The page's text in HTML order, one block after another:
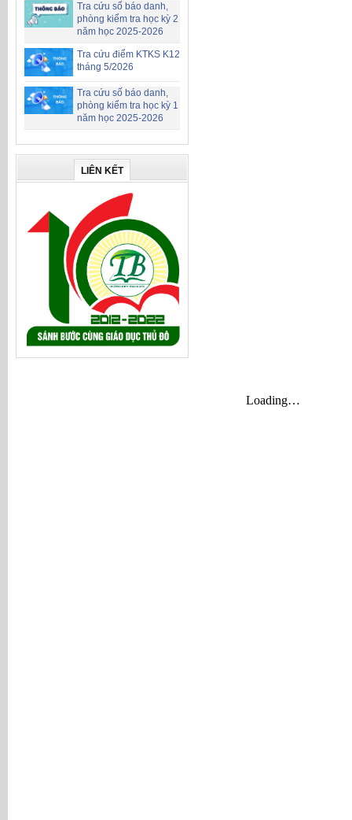
Tra cứu số báo danh,
phòng kiểm tra học kỳ 2
năm học 2025-2026
Tra cứu điểm KTKS K12
tháng 5/2026
Tra cứu số báo danh,
phòng kiểm tra học kỳ 1
năm học 2025-2026
LIÊN KẾT